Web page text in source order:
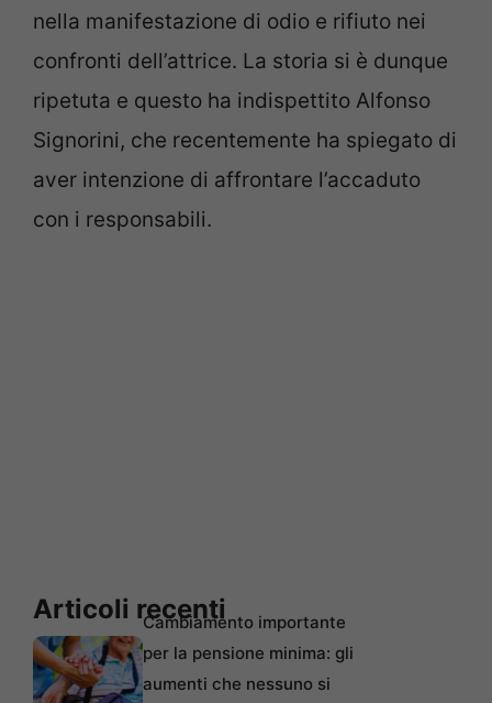
nella manifestazione di odio e rifiuto nei
confronti dell’attrice. La storia si è dunque
ripetuta e questo ha indispettito Alfonso
Signorini, che recentemente ha spiegato di
aver intenzione di affrontare l’accaduto
con i responsabili.
Articoli recentiCambiamento importante
per la pensione minima: gli
aumenti che nessuno si